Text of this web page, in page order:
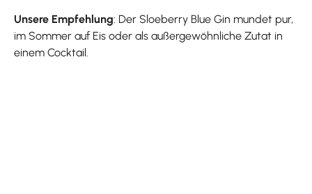
Unsere Empfehlung: Der Sloeberry Blue Gin mundet pur,
im Sommer auf Eis oder als außergewöhnliche Zutat in
einem Cocktail.